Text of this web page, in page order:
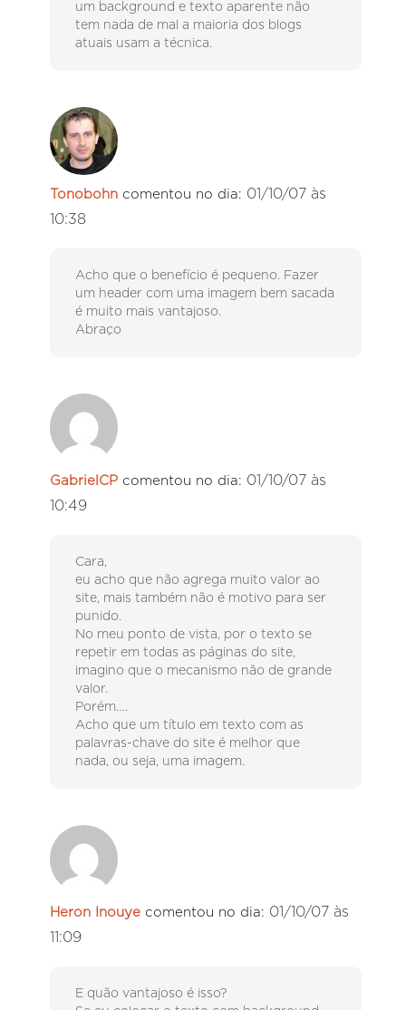
um background e texto aparente não
tem nada de mal a maioria dos blogs
atuais usam a técnica.
Tonobohn comentou no dia: 01/10/07 às
10:38
Acho que o benefício é pequeno. Fazer
um header com uma imagem bem sacada
é muito mais vantajoso.
Abraço
GabrielCP comentou no dia: 01/10/07 às
10:49
Cara,
eu acho que não agrega muito valor ao
site, mais também não é motivo para ser
punido.
No meu ponto de vista, por o texto se
repetir em todas as páginas do site,
imagino que o mecanismo não de grande
valor.
Porém….
Acho que um título em texto com as
palavras-chave do site é melhor que
nada, ou seja, uma imagem.
Heron Inouye comentou no dia: 01/10/07 às
11:09
E quão vantajoso é isso?